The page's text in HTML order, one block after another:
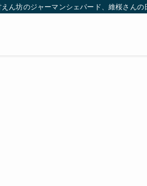
ん坊のジャーマンシェパード、維桜さん